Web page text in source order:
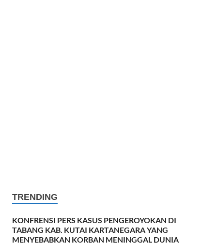
TRENDING
KONFRENSI PERS KASUS PENGEROYOKAN DI
TABANG KAB. KUTAI KARTANEGARA YANG
MENYEBABKAN KORBAN MENINGGAL DUNIA